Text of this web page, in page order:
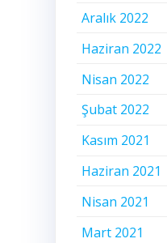
Aralık 2022
Haziran 2022
Nisan 2022
Şubat 2022
Kasım 2021
Haziran 2021
Nisan 2021
Mart 2021